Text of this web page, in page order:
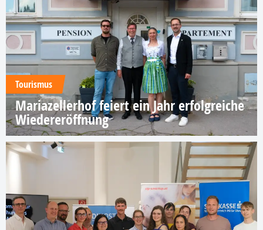
Tourismus
Mariazellerhof feiert ein Jahr erfolgreiche
Wiedereröffnung